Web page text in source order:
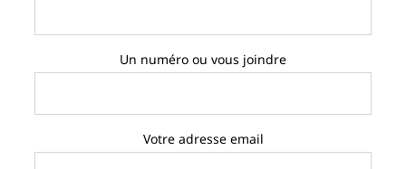
Un numéro ou vous joindre
Votre adresse email